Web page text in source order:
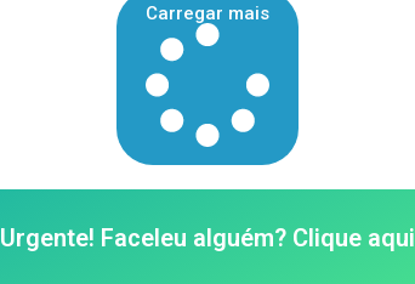
Carregar mais
Urgente! Faceleu alguém? Clique aqui